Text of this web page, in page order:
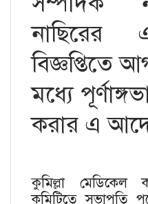
নাছিরের
বিজ্ঞপ্তিতে
মধ্যে
করার এ
কুমিল্লা মেডিকেল
কমিটিতে সভাপতি